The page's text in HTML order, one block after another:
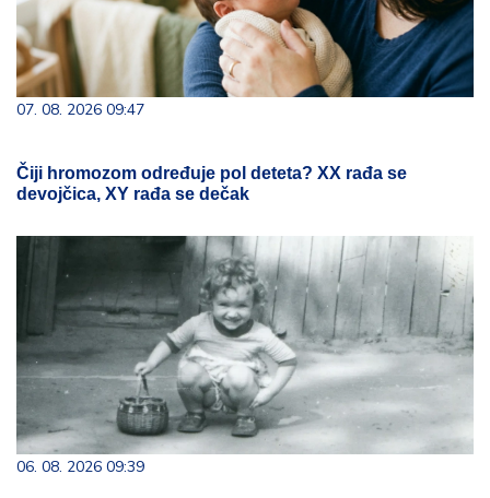
07. 08. 2026 09:47
Čiji hromozom određuje pol deteta? XX rađa se
devojčica, XY rađa se dečak
06. 08. 2026 09:39